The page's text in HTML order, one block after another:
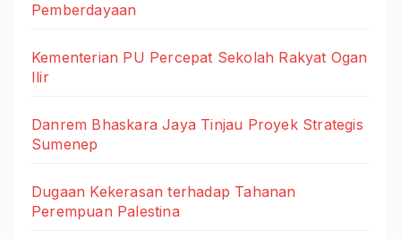
Pemberdayaan
Kementerian PU Percepat Sekolah Rakyat Ogan
Ilir
Danrem Bhaskara Jaya Tinjau Proyek Strategis
Sumenep
Dugaan Kekerasan terhadap Tahanan
Perempuan Palestina